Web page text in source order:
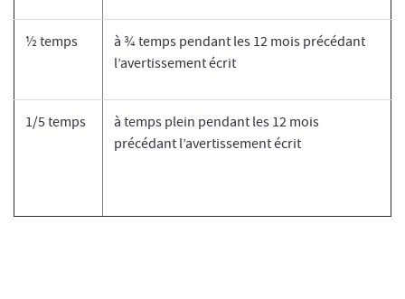
½ temps
à ¾ temps pendant les 12 mois précédant
l’avertissement écrit
1/5 temps
à temps plein pendant les 12 mois
précédant l’avertissement écrit